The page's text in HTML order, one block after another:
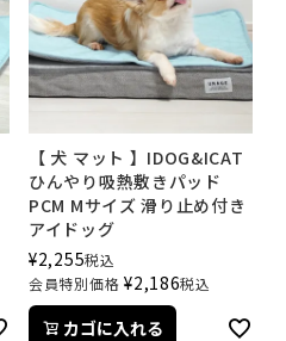
【 犬 マット 】IDOG&ICAT
ひんやり吸熱敷きパッド
PCM Mサイズ 滑り止め付き
アイドッグ
¥2,255税込
会員特別価格 ¥2,186税込
カゴに入れる